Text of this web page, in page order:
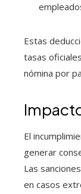
Estas
tasas
nómina por
El
generar
Las
en casos